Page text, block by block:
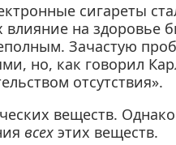
сигареты
влияние на здоровье
Зачастую
но, как говорил
отсутствия».
веществ.
всехэтих веществ.